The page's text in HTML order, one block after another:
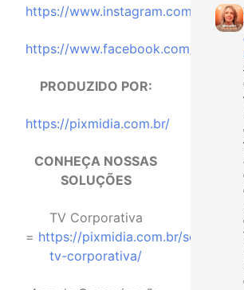
⁠https://www.instagram.com/
⁠https://www.facebook.com/
PRODUZIDO POR:
⁠https://pixmidia.com.br/⁠
CONHEÇA NOSSAS
SOLUÇÕES
TV Corporativa
= ⁠https://pixmidia.com.br/solucao-
tv-corporativa/⁠